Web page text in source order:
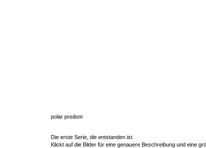
polar predom
Die erste Serie, die entstanden ist.
Klickt auf die Bilder für eine genauere Beschreibung und eine